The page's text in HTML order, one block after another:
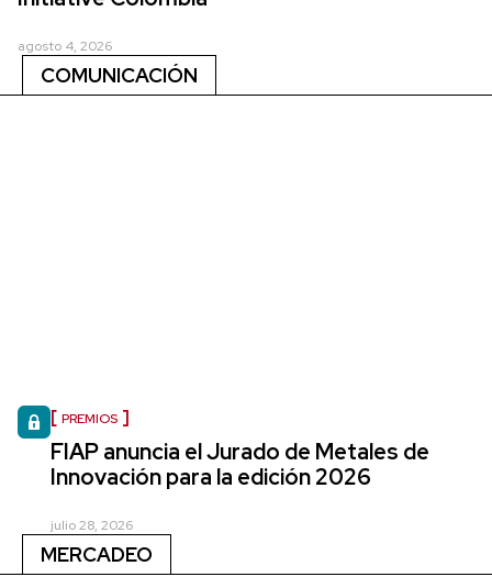
agosto 4, 2026
COMUNICACIÓN
PREMIOS
FIAP anuncia el Jurado de Metales de
Innovación para la edición 2026
julio 28, 2026
MERCADEO